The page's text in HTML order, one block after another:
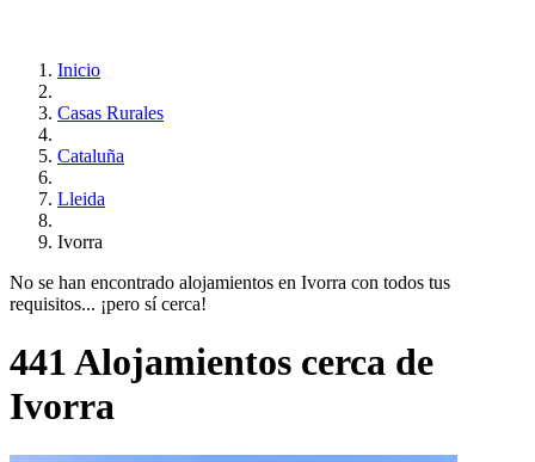
Inicio
Casas Rurales
Cataluña
Lleida
Ivorra
No se han encontrado alojamientos en Ivorra con todos tus
requisitos... ¡pero sí cerca!
441 Alojamientos cerca de
Ivorra